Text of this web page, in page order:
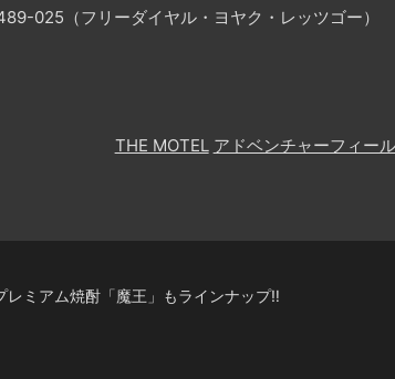
025（フリーダイヤル・ヨヤク・レッツゴー）
THE MOTEL アドベンチャーフィー
ミアム焼酎「魔王」もラインナップ‼️